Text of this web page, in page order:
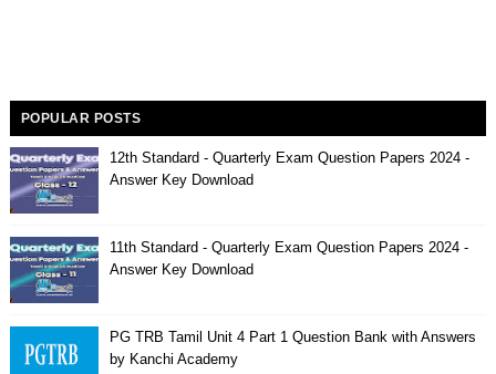
POPULAR POSTS
12th Standard - Quarterly Exam Question Papers 2024 -
Answer Key Download
11th Standard - Quarterly Exam Question Papers 2024 -
Answer Key Download
PG TRB Tamil Unit 4 Part 1 Question Bank with Answers
by Kanchi Academy